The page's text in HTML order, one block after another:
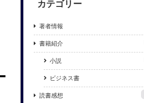
カテゴリー
著者情報
書籍紹介
小説
ビジネス書
読書感想